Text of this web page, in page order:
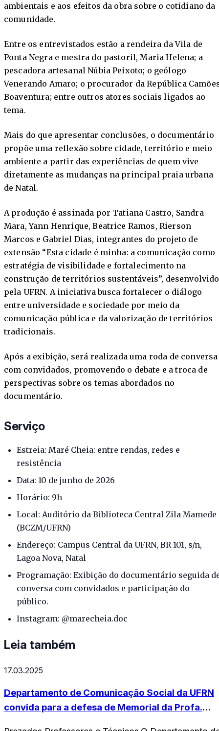
ambientais e aos efeitos da obra sobre o cotidiano da
comunidade.
Entre os entrevistados estão a rendeira da Vila de
Ponta Negra e mestra do pastoril, Maria Helena; a
pescadora artesanal Núbia Peixoto; o geólogo
Venerando Amaro; o procurador da República
Boaventura; entre outros atores sociais ligados ao
tema.
Mais do que apresentar conclusões, o documentário
propõe uma reflexão sobre cidade, território e meio
ambiente a partir das experiências de quem vive
diretamente as mudanças na principal praia urbana
de Natal.
A produção é assinada por Tatiana Castro, Sandra
Mara, Yann Henrique, Beatrice Ramos, Rierson
Marcos e Gabriel Dias, integrantes do projeto de
extensão “Esta cidade é minha: a comunicação como
estratégia de visibilidade e fortalecimento na
construção de territórios sustentáveis”, desenvolvido
pela UFRN. A iniciativa busca fortalecer o diálogo
entre universidade e sociedade por meio da
comunicação pública e da valorização de territórios
tradicionais.
Após a exibição, será realizada uma roda de conversa
com convidados, promovendo o debate e a troca de
perspectivas sobre os temas abordados no
documentário.
Serviço
Estreia: Maré Cheia: entre rendas, redes e
resistência
Data: 10 de junho de 2026
Horário: 9h
Local: Auditório da Biblioteca Central Zila Mamede
(BCZM/UFRN)
Endereço: Campus Central da UFRN, BR-101, s/n,
Lagoa Nova, Natal
Programação: Exibição do documentário seguida
conversa com convidados e participação do
público.
Instagram: @marecheia.doc
Leia também
17.03.2025
Departamento de Comunicação Social da UFRN
convida para a defesa de Memorial da Profa.